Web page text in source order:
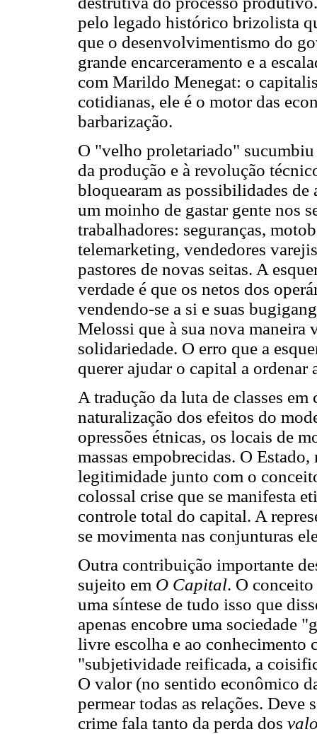
pelo legado histórico brizolista
que o desenvolvimentismo do
grande encarceramento e a
com Marildo Menegat: o
cotidianas, ele é o motor das
barbarização.
O "velho proletariado"
da produção e à revolução
bloquearam as possibilidades de
um moinho de gastar gente nos
trabalhadores: seguranças,
telemarketing, vendedores
pastores de novas seitas. A
verdade é que os netos dos
vendendo-se a si e suas
Melossi que à sua nova maneira
solidariedade. O erro que a
querer ajudar o capital a ordenar
A tradução da luta de classes
naturalização dos efeitos do
opressões étnicas, os locais de
massas empobrecidas. O
legitimidade junto com o
colossal crise que se manifesta
controle total do capital. A
se movimenta nas conjunturas
Outra contribuição importante
sujeito em O Capital. O
uma síntese de tudo isso que
apenas encobre uma sociedade
livre escolha e ao conhecimento
"subjetividade reificada, a
O valor (no sentido econômico
permear todas as relações.
crime fala tanto da perda dos